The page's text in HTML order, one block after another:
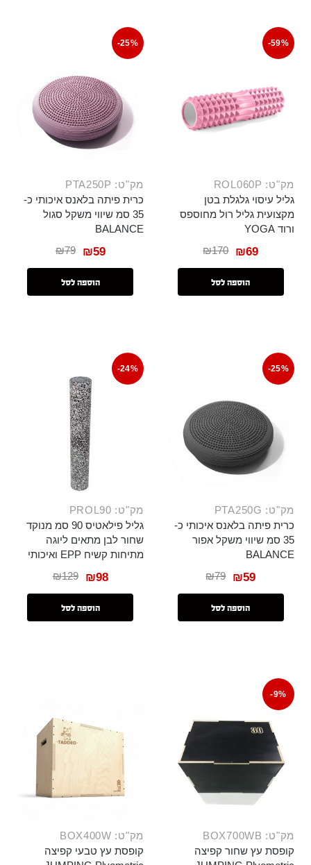
-59%
מק"ט: ROL060P
גליל עיסוי גלגלת בטן
מקצועית גליל רול מחוספס
ורוד YOGA
₪170 ₪69
הוספה לסל
-25%
מק"ט: PTA250P
כרית פיתה בלאנס איכותי כ-
35 סמ שיווי משקל סגול
BALANCE
₪79 ₪59
הוספה לסל
-25%
מק"ט: PTA250G
כרית פיתה בלאנס איכותי כ-
35 סמ שיווי משקל אפור
BALANCE
₪79 ₪59
הוספה לסל
-24%
מק"ט: PROL90
גליל פילאטיס 90 סמ מנוקד
שחור לבן מתאים ליוגה
מתיחות קשיח EPP ואיכותי
₪129 ₪98
הוספה לסל
-9%
מק"ט: BOX700WB
קופסת עץ שחור קפיצה
מק"ט: BOX400W
קופסת עץ טבעי קפיצה